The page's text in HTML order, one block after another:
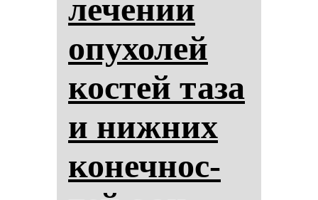
ле­че­нии
опу­хо­лей
кос­тей та­за
и ниж­них
ко­неч­нос­